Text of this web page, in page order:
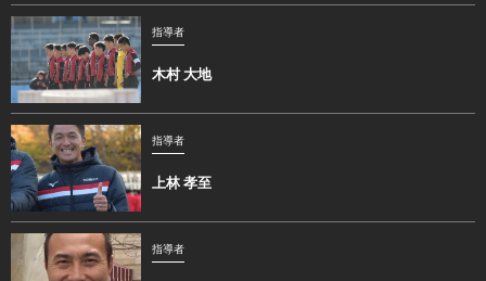
指導者
木村 大地
指導者
上林 孝至
指導者